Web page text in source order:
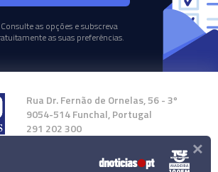
Consulte as opções e subscreva
as suas preferências.
Rua Dr. Fernão de Ornelas, 56 - 3º
9054-514 Funchal, Portugal
291 202 300
Instale a nossa App ×